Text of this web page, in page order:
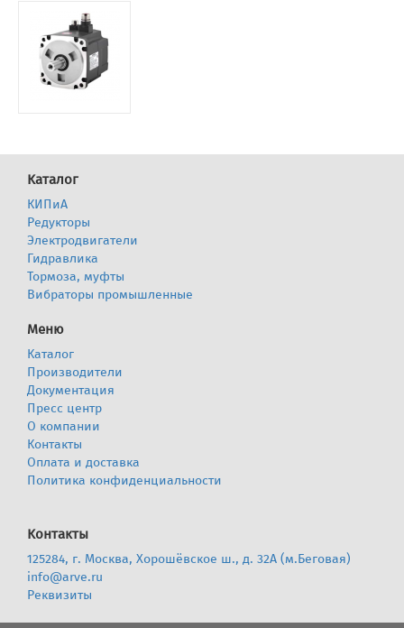
Каталог
КИПиА
Редукторы
Электродвигатели
Гидравлика
Тормоза, муфты
Вибраторы промышленные
Меню
Каталог
Производители
Документация
Пресс центр
О компании
Контакты
Оплата и доставка
Политика конфиденциальности
Контакты
125284, г. Москва, Хорошёвское ш., д. 32А (м.Беговая)
info@arve.ru
Реквизиты